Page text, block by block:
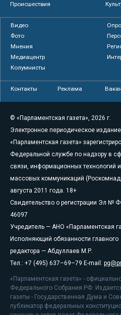
Происшествия
Видео
Фото
Мнения
Медиацентр
Колумнисты
Контакты Реклама
© «Парламентская газета», 2026 г.
Электронное периодическое издание
«Парламентская газета»
Федеральной службе по надзору в
связи, информационных технологий и
массовых коммуникаций
августа 2011 года. 18+
Свидетельство о регистрации Эл №
46097
Учредитель — АНО «Парламентская
Исполняющий обязанности главного
редактора — Абдуллаев М.Р.
Тел.: +7 (495) 637–69–79 E-mail:
«Парламентская газета» -
Федерального Собрания РФ.
газеты - Государственная Дума и
публикатор федеральных